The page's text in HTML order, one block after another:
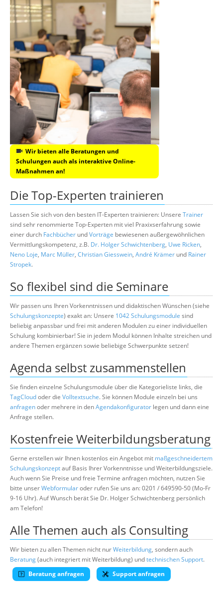
Wir bieten alle Beratungen und
Schulungen auch als interaktive Online-
Maßnahmen an!
Die Top-Experten trainieren
Lassen Sie sich von den besten IT-Experten trainieren: Unsere Trainer
sind sehr renommierte Top-Experten mit viel Praxixserfahrung sowie
einer durch Fachbücher undVorträge bewiesenen außergewöhnlichen
Vermittlungskompetenz, z.B. Dr. Holger Schwichtenberg, Uwe Ricken,
Neno Loje, Marc Müller, Christian Giesswein, André Krämer und Rainer
Stropek.
So flexibel sind die Seminare
Wir passen uns Ihren Vorkenntnissen und didaktischen Wünschen (siehe
Schulungskonzepte) exakt an: Unsere 1042 Schulungsmodule sind
beliebig anpassbar und frei mit anderen Modulen zu einer individuellen
Schulung kombinierbar! Sie in jedem Modul können Inhalte streichen und
andere Themen ergänzen sowie beliebige Schwerpunkte setzen!
Agenda selbst zusammenstellen
Sie finden einzelne Schulungsmodule über die Kategorieliste links, die
TagCloudoder die Volltextsuche. Sie können Module einzeln bei uns
anfragenoder mehrere in denAgendakonfigurator legen und dann eine
Anfrage stellen.
Kostenfreie Weiterbildungsberatung
Gerne erstellen wir Ihnen kostenlos ein Angebot mit maßgeschneidertem
Schulungskonzeptauf Basis Ihrer Vorkenntnisse und Weiterbildungsziele.
Auch wenn Sie Preise und freie Termine anfragen möchten, nutzen Sie
bitte unserWebformularoder rufen Sie uns an: 0201 / 649590-50 (Mo-Fr
9-16 Uhr). Auf Wunsch berät Sie Dr. Holger Schwichtenberg persönlich
am Telefon!
Alle Themen auch als Consulting
Wir bieten zu allen Themen nicht nurWeiterbildung, sondern auch
Beratung(auch integriert mit Weiterbildung) undtechnischen Support.
Beratung anfragen
Support anfragen